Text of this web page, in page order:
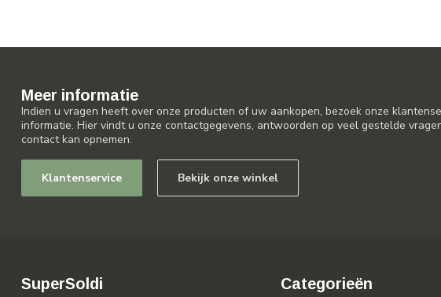
Meer informatie
Indien u vragen heeft over onze producten of uw aankopen, bezoek onze
informatie. Hier vindt u onze contactgegevens, antwoorden op veel gestelde
contact kan opnemen.
Klantenservice Bekijk onze winkel
SuperSoldi Categorieën